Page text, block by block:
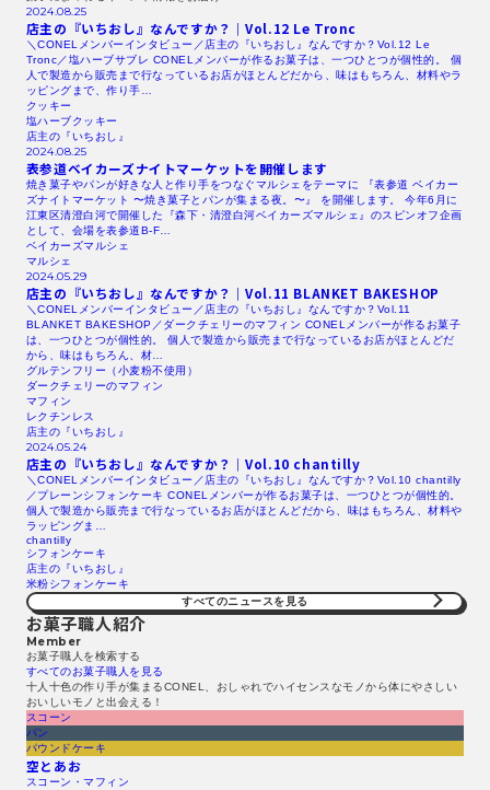
2024.08.25
店主の『いちおし』なんですか？｜Vol.12 Le Tronc
＼CONELメンバーインタビュー／店主の『いちおし』なんですか？Vol.12 Le
Tronc／塩ハーブサブレ CONELメンバーが作るお菓子は、一つひとつが個性的。 個
人で製造から販売まで行なっているお店がほとんどだから、味はもちろん、材料やラ
ッピングまで、作り手…
クッキー
塩ハーブクッキー
店主の『いちおし』
2024.08.25
表参道ベイカーズナイトマーケットを開催します
焼き菓子やパンが好きな人と作り手をつなぐマルシェをテーマに 『表参道 ベイカー
ズナイトマーケット 〜焼き菓子とパンが集まる夜。〜』 を開催します。 今年6月に
江東区清澄白河で開催した『森下・清澄白河ベイカーズマルシェ』のスピンオフ企画
として、会場を表参道B-F…
ベイカーズマルシェ
マルシェ
2024.05.29
店主の『いちおし』なんですか？｜Vol.11 BLANKET BAKESHOP
＼CONELメンバーインタビュー／店主の『いちおし』なんですか？Vol.11
BLANKET BAKESHOP／ダークチェリーのマフィン CONELメンバーが作るお菓子
は、一つひとつが個性的。 個人で製造から販売まで行なっているお店がほとんどだ
から、味はもちろん、材…
グルテンフリー（小麦粉不使用）
ダークチェリーのマフィン
マフィン
レクチンレス
店主の『いちおし』
2024.05.24
店主の『いちおし』なんですか？｜Vol.10 chantilly
＼CONELメンバーインタビュー／店主の『いちおし』なんですか？Vol.10 chantilly
／プレーンシフォンケーキ CONELメンバーが作るお菓子は、一つひとつが個性的。
個人で製造から販売まで行なっているお店がほとんどだから、味はもちろん、材料や
ラッピングま…
chantilly
シフォンケーキ
店主の『いちおし』
米粉シフォンケーキ
すべてのニュースを見る​
お菓子職人紹介
Member
お菓子職人を検索する​
すべてのお菓子職人を見る​
十人十色の作り手が集まるCONEL、おしゃれでハイセンスなモノから体にやさしい
おいしいモノと出会える！
スコーン
パン
パウンドケーキ
空とあお
スコーン・マフィン